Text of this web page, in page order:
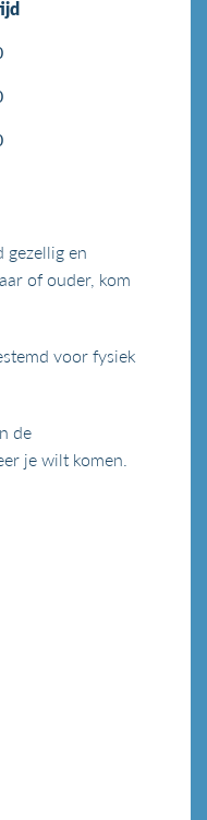
en
of ouder, kom
voor fysiek
de
je wilt komen.